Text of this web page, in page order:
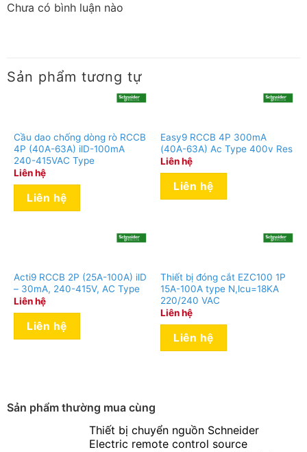
Chưa có bình luận nào
Sản phẩm tương tự
Cầu dao chống dòng rò RCCB
4P (40A-63A) ilD-100mA
240-415VAC Type
Liên hệ
Liên hệ
Easy9 RCCB 4P 300mA
(40A-63A) Ac Type 400v Res
Liên hệ
Liên hệ
Acti9 RCCB 2P (25A-100A) ilD
– 30mA, 240-415V, AC Type
Liên hệ
Liên hệ
Thiết bị đóng cắt EZC100 1P
15A-100A type N,lcu=18KA
220/240 VAC
Liên hệ
Liên hệ
Sản phẩm thường mua cùng
Thiết bị chuyển nguồn Schneider
Electric remote control source